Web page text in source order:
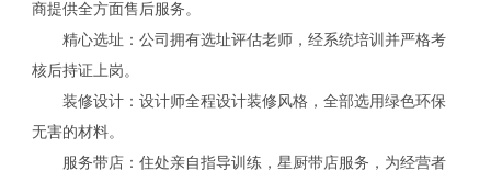
商提供全方面售后服务。
精心选址：公司拥有选址评估老师，经系统培训并严格考
核后持证上岗。
装修设计：设计师全程设计装修风格，全部选用绿色环保
无害的材料。
服务带店：住处亲自指导训练，星厨带店服务，为经营者